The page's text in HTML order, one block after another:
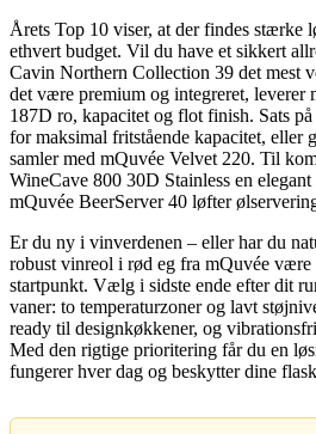
Årets Top 10 viser, at der findes stærke
ethvert budget. Vil du have et sikkert
Cavin Northern Collection 39 det mest
det være premium og integreret, leverer
187D ro, kapacitet og flot finish. Sats
for maksimal fritstående kapacitet, eller
samler med mQuvée Velvet 220. Til
WineCave 800 30D Stainless en
mQuvée BeerServer 40 løfter
Er du ny i vinverdenen – eller har du
robust vinreol i rød eg fra mQuvée være
startpunkt. Vælg i sidste ende efter dit
vaner: to temperaturzoner og lavt
ready til designkøkkener, og
Med den rigtige prioritering får du en
fungerer hver dag og beskytter dine